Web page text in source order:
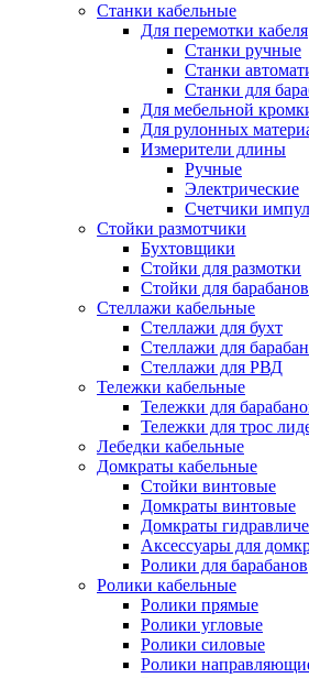
Станки кабельные
Для перемотки кабеля
Станки ручные
Станки
Станки для
Для мебельной
Для рулонных
Измерители длины
Ручные
Электрические
Счетчики
Стойки размотчики
Бухтовщики
Стойки для размотки
Стойки для барабанов
Стеллажи кабельные
Стеллажи для бухт
Стеллажи для
Стеллажи для РВД
Тележки кабельные
Тележки для
Тележки для трос
Лебедки кабельные
Домкраты кабельные
Стойки винтовые
Домкраты винтовые
Домкраты
Аксессуары для
Ролики для барабанов
Ролики кабельные
Ролики прямые
Ролики угловые
Ролики силовые
Ролики